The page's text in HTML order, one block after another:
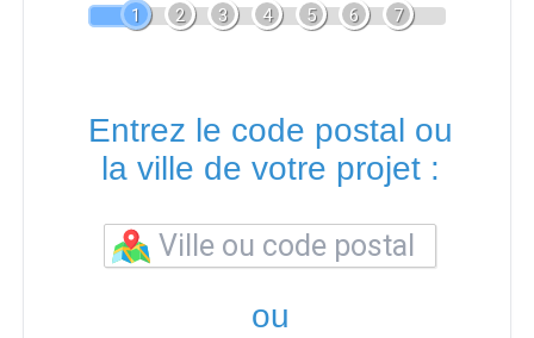
1 2 3 4 5 6 7
Entrez le code postal ou
la ville de votre projet :
ou